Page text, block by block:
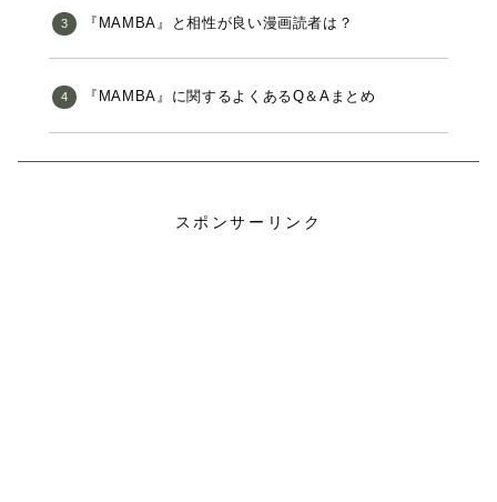
『MAMBA』と相性が良い漫画読者は？
『MAMBA』に関するよくあるQ＆Aまとめ
スポンサーリンク